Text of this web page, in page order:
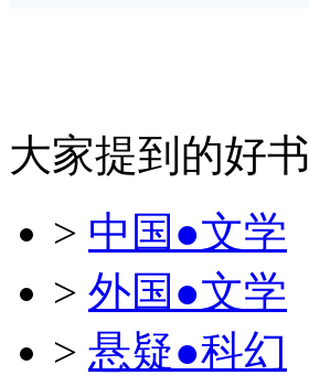
大家提到的好书
> 中国●文学
> 外国●文学
> 悬疑●科幻